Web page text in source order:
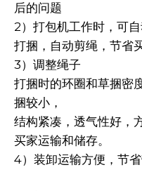
后的问题
2）打包机工作时，可
打捆，自动剪绳，节省
3）调整绳子
打捆时的环圈和草捆密
捆较小，
结构紧凑，透气性好，
买家运输和储存。
4）装卸运输方便，节